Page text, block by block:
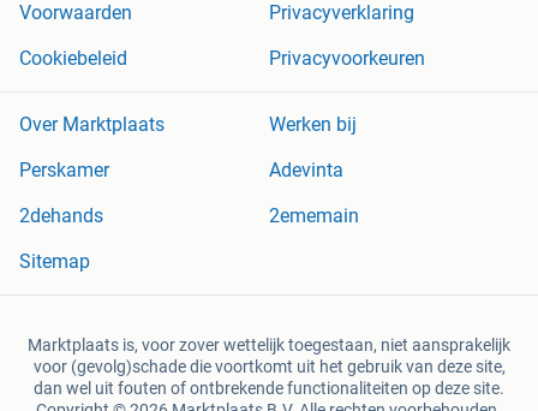
Voorwaarden
Privacyverklaring
Cookiebeleid
Privacyvoorkeuren
Over Marktplaats
Werken bij
Perskamer
Adevinta
2dehands
2ememain
Sitemap
Marktplaats is, voor zover wettelijk toegestaan, niet aansprakelijk
voor (gevolg)schade die voortkomt uit het gebruik van deze site,
dan wel uit fouten of ontbrekende functionaliteiten op deze site.